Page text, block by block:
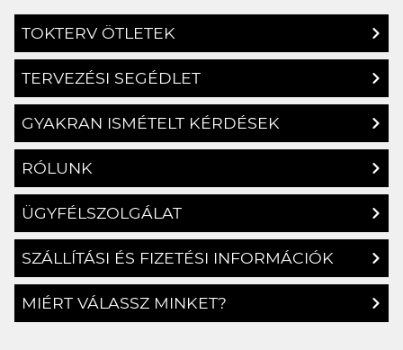
TOKTERV ÖTLETEK
TERVEZÉSI SEGÉDLET
GYAKRAN ISMÉTELT KÉRDÉSEK
RÓLUNK
ÜGYFÉLSZOLGÁLAT
SZÁLLÍTÁSI ÉS FIZETÉSI INFORMÁCIÓK
MIÉRT VÁLASSZ MINKET?